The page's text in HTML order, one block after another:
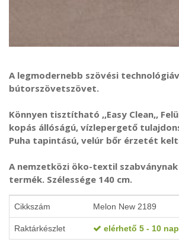
A legmodernebb szövési
bútorszövetszövet.
Könnyen tisztítható ,,Easy Clean,,
kopás állóságú, vízlepergető
Puha tapintású, velúr bőr érzetét
A nemzetközi öko-textil
termék. Szélessége 140 cm.
Cikkszám Melon New 2189
Raktárkészlet elérhető 5 - 10